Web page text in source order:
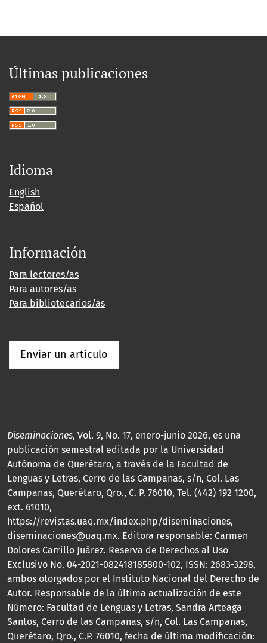
Últimas publicaciones
Idioma
English
Español
Información
Para lectores/as
Para autores/as
Para bibliotecarios/as
Enviar un artículo
Diseminaciones, Vol. 9, No. 17, enero-junio 2026, es una
publicación semestral editada por la Universidad
Autónoma de Querétaro, a través de la Facultad de
Lenguas y Letras, Cerro de las Campanas, s/n, Col. Las
Campanas, Querétaro, Qro., C. P. 76010, Tel. (442) 192 1200,
ext. 61010,
https://revistas.uaq.mx/index.php/diseminaciones,
diseminaciones@uaq.mx. Editora responsable: Carmen
Dolores Carrillo Juárez. Reserva de Derechos al Uso
Exclusivo No. 04-2021-082418185800-102, ISSN: 2683-3298,
ambos otorgados por el Instituto Nacional del Derecho de
Autor. Responsable de la última actualización de este
Número: Facultad de Lenguas y Letras, Sandra Arteaga
Santos, Cerro de las Campanas, s/n, Col. Las Campanas,
Querétaro, Qro., C.P. 76010, fecha de última modificación: